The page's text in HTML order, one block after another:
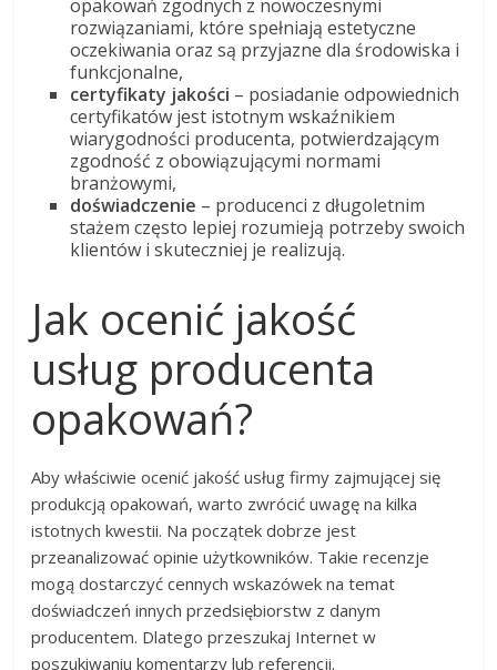
opakowań zgodnych z nowoczesnymi
rozwiązaniami, które spełniają estetyczne
oczekiwania oraz są przyjazne dla środowiska i
funkcjonalne,
certyfikaty jakości – posiadanie odpowiednich
certyfikatów jest istotnym wskaźnikiem
wiarygodności producenta, potwierdzającym
zgodność z obowiązującymi normami
branżowymi,
doświadczenie – producenci z długoletnim
stażem często lepiej rozumieją potrzeby swoich
klientów i skuteczniej je realizują.
Jak ocenić jakość
usług producenta
opakowań?
Aby właściwie ocenić jakość usług firmy zajmującej się
produkcją opakowań, warto zwrócić uwagę na kilka
istotnych kwestii. Na początek dobrze jest
przeanalizować opinie użytkowników. Takie recenzje
mogą dostarczyć cennych wskazówek na temat
doświadczeń innych przedsiębiorstw z danym
producentem. Dlatego przeszukaj Internet w
poszukiwaniu komentarzy lub referencji.